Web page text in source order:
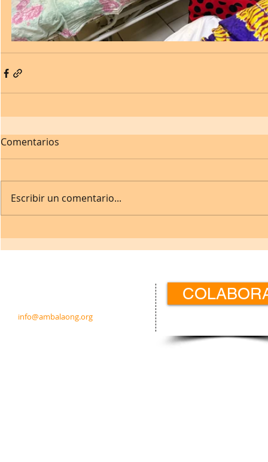
Comentarios
Escribir un comentario...
info@ambalaong.org